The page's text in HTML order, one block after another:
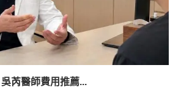
吳芮醫師費用推薦...